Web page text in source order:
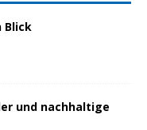
Blick
und nachhaltige